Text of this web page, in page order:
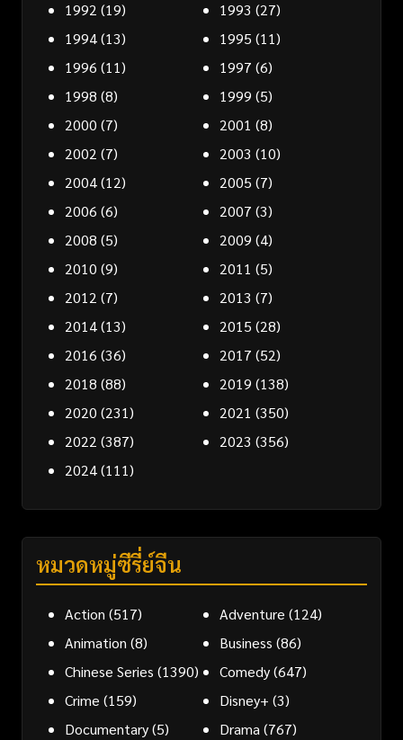
1992 (19) 1993 (27)
1994(13) 1995 (11)
1996 (11) 1997 (6)
1998 (8) 1999 (5)
2000 (7) 2001 (8)
2002 (7) 2003 (10)
2004(12) 2005 (7)
2006 (6) 2007 (3)
2008 (5) 2009 (4)
2010 (9) 2011 (5)
2012 (7) 2013 (7)
2014(13) 2015 (28)
2016 (36) 2017 (52)
2018 (88) 2019 (138)
2020 (231) 2021 (350)
2022 (387) 2023 (356)
2024(111)
หมวดหมู่ซีรี่ย์จีน
Action (517) Adventure (124)
Animation (8) Business (86)
Chinese Series (1390) Comedy(647)
Crime (159) Disney+ (3)
Documentary(5) Drama(767)